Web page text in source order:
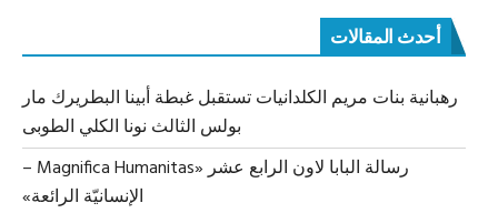
أحدث المقالات
رهبانية بنات مريم الكلدانيات تستقبل غبطة أبينا البطريرك مار
بولس الثالث نونا الكلي الطوبى
رسالة البابا لاون الرابع عشر «Magnifica Humanitas –
الإنسانيّة الرائعة»